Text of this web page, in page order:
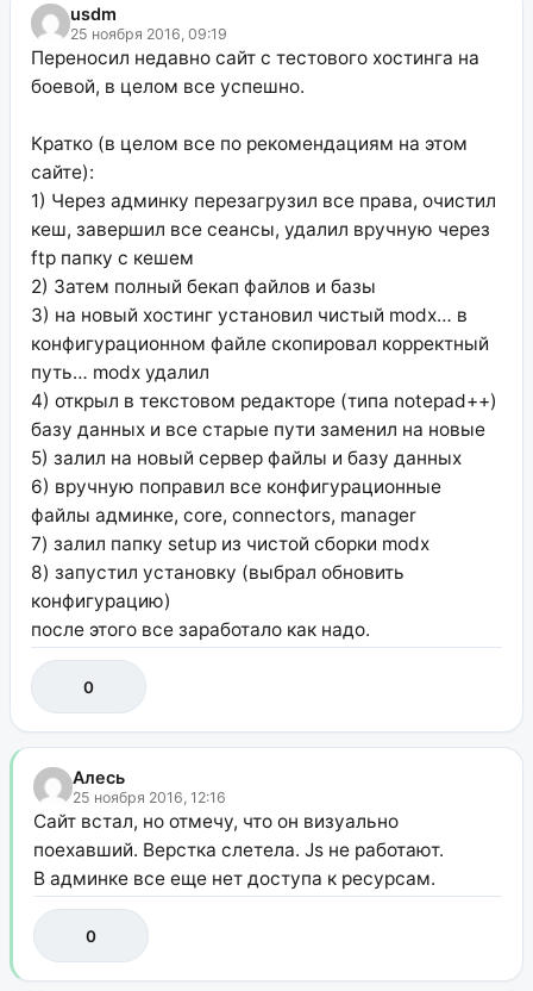
usdm
25 ноября 2016, 09:19
Переносил недавно сайт с тестового хостинга на
боевой, в целом все успешно.
Кратко (в целом все по рекомендациям на этом
сайте):
1) Через админку перезагрузил все права, очистил
кеш, завершил все сеансы, удалил вручную через
ftp папку с кешем
2) Затем полный бекап файлов и базы
3) на новый хостинг установил чистый modx… в
конфигурационном файле скопировал корректный
путь… modx удалил
4) открыл в текстовом редакторе (типа notepad++)
базу данных и все старые пути заменил на новые
5) залил на новый сервер файлы и базу данных
6) вручную поправил все конфигурационные
файлы админке, core, connectors, manager
7) залил папку setup из чистой сборки modx
8) запустил установку (выбрал обновить
конфигурацию)
после этого все заработало как надо.
0
Алесь
25 ноября 2016, 12:16
Сайт встал, но отмечу, что он визуально
поехавший. Верстка слетела. Js не работают.
В админке все еще нет доступа к ресурсам.
0